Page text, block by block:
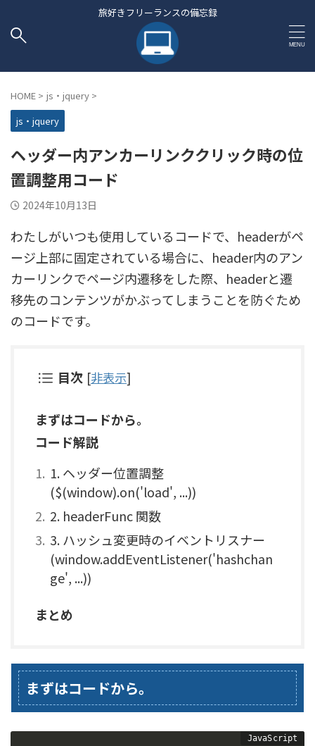
旅好きフリーランスの備忘録
HOME > js・jquery >
js・jquery
ヘッダー内アンカーリンククリック時の位
置調整用コード
2024年10月13日
わたしがいつも使用しているコードで、headerがペ
ージ上部に固定されている場合に、header内のアン
カーリンクでページ内遷移をした際、headerと遷
移先のコンテンツがかぶってしまうことを防ぐため
のコードです。
目次 [非表示]
まずはコードから。
コード解説
1. ヘッダー位置調整
($(window).on('load', ...))
2. headerFunc 関数
3. ハッシュ変更時のイベントリスナー
(window.addEventListener('hashchan
ge', ...))
まとめ
まずはコードから。